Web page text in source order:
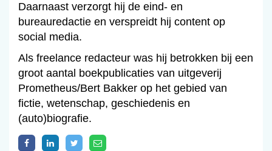
Daarnaast verzorgt hij de eind- en
bureauredactie en verspreidt hij content op
social media.
Als freelance redacteur was hij betrokken bij een
groot aantal boekpublicaties van uitgeverij
Prometheus/Bert Bakker op het gebied van
fictie, wetenschap, geschiedenis en
(auto)biografie.